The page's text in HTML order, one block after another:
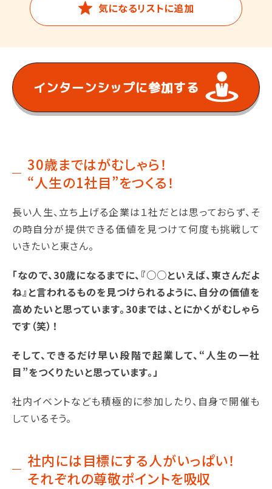
気になるリストに追加
インターンシップに参加する
30歳まではがむしゃら！
“人生の1社目”をつくる！
長い人生、立ち上げる企業は１社だとは思っておらず、そ
の時自分が提供できる価値を見つけて何度も挑戦して
いきたいと東さん。
「なので、30歳になるまでに、『○○といえば、東さんだよ
ね』と言われるものを見つけられるように､自分の価値を
高めたいと思っています。30までは、とにかくがむしゃら
です（笑）！
そして、できるだけ早い段階で起業して、“人生の一社
目”をつくりたいと思っています。」
社内イベントなども積極的に参加したり、自身で開催も
しているそう。
社内には目標にする人がいっぱい！
それぞれの尊敬ポイントを吸収